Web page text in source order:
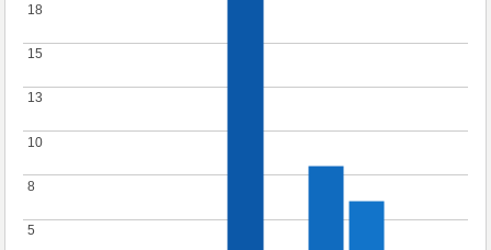
5
5
8
8
10
10
13
13
15
15
18
18